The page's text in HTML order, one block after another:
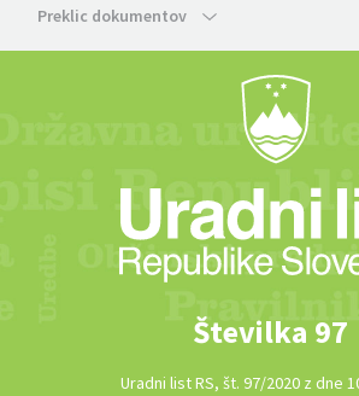
Preklic dokumentov
Številka 97
Uradni list RS, št. 97/2020 z dne